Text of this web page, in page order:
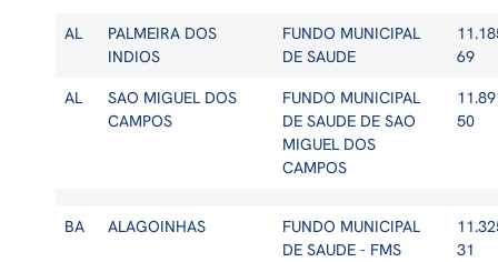
AL
PALMEIRA DOS
INDIOS
FUNDO MUNICIPAL
DE SAUDE
69
AL
SAO MIGUEL DOS
CAMPOS
FUNDO MUNICIPAL
DE SAUDE DE SAO
MIGUEL DOS
CAMPOS
50
BA ALAGOINHAS
FUNDO MUNICIPAL
DE SAUDE - FMS
31